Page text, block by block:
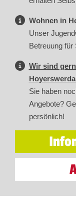
Wohnen in
Unser
Betreuung für
Wir sind
Sie haben
Angebote?
persönlich!